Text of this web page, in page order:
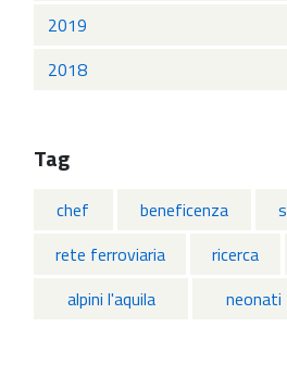
2019
2018
Tag
chef beneficenza
rete ferroviaria
ricerca
alpini l'aquila
neonati